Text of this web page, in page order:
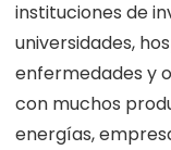
instituciones de
universidades,
enfermedades y
con muchos
energías,